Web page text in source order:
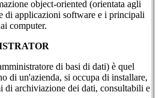
object-oriented (orientata agli
di applicazioni software e i principali
computer.
di basi di dati) è quel
di un'azienda, si occupa di installare,
di archiviazione dei dati, consultabili e